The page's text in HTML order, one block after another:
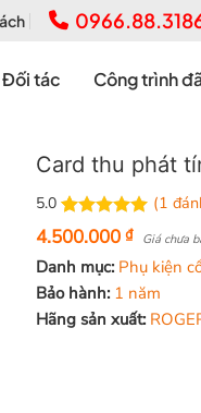
Đối tác Công trình
Card thu phát
5.0
5.0trên 5
dựa trên
1
đánh giá
(1
4.500.000 ₫ Giá chưa
Danh mục: Phụ kiện
Bảo hành: 1 năm
Hãng sản xuất: